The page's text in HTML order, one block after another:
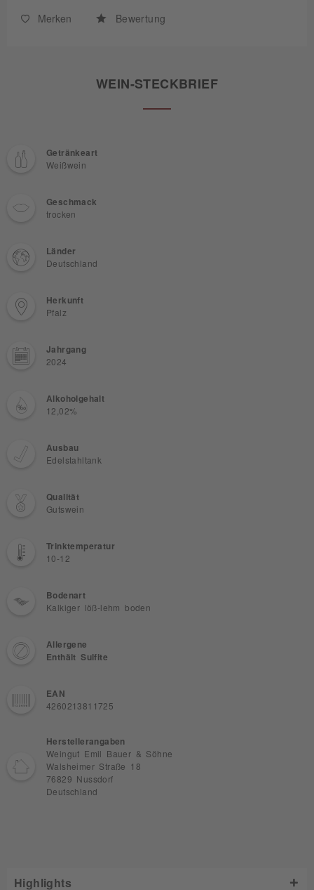
Merken Bewertung
WEIN-STECKBRIEF
Getränkeart
Weißwein
Geschmack
trocken
Länder
Deutschland
Herkunft
Pfalz
Jahrgang
2024
Alkoholgehalt
12,02%
Ausbau
Edelstahltank
Qualität
Gutswein
Trinktemperatur
10-12
Bodenart
Kalkiger löß-lehm boden
Allergene
Enthält Sulfite
EAN
4260213811725
Herstellerangaben
Weingut Emil Bauer & Söhne
Walsheimer Straße 18
76829 Nussdorf
Deutschland
Highlights